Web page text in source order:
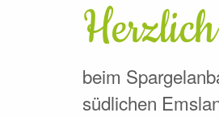
beim
südlichen